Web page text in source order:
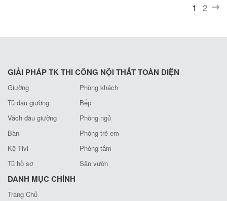
1(current)
2
GIẢI PHÁP TK THI CÔNG NỘI THẤT TOÀN DIỆN
Giường
Tủ đầu giường
Vách đầu giường
Bàn
Kệ Tivi
Tủ hồ sơ
Phòng khách
Bếp
Phòng ngủ
Phòng trẻ em
Phòng tắm
Sân vườn
DANH MỤC CHÍNH
Trang Chủ